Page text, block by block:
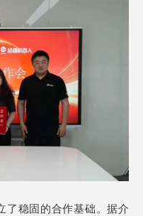
了稳固的合作基础。据介